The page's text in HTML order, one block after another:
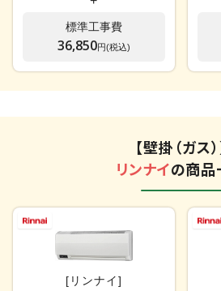
標準工事費
36,850円(税込)
【壁掛（ガス）
リンナイの商品
[リンナイ]